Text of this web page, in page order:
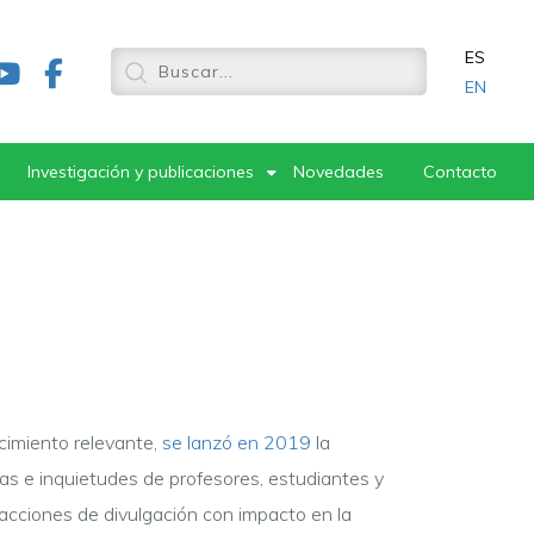
ES
EN
Investigación y publicaciones Novedades Contacto
relevante, se lanzó en 2019 la
e inquietudes de profesores, estudiantes y
de divulgación con impacto en la